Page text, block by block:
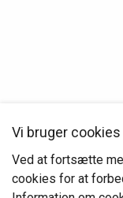
Vi bruger
Ved at fortsætte
cookies for at